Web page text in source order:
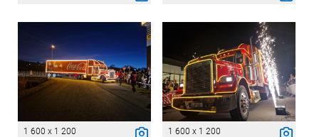
1 600 x 1 200 1 600 x 1 200